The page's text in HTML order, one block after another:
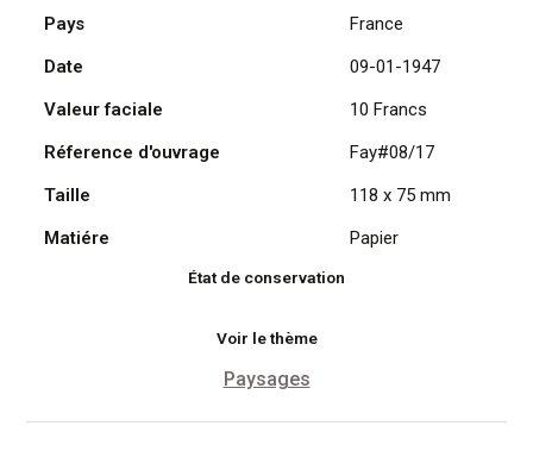
Mineur
01-
1947
Pays
France
Date
09-01-1947
Valeur faciale
10 Francs
Réference d'ouvrage
Fay#08/17
Taille
118 x 75 mm
Matiére
Papier
État de conservation
Voir le thème
Paysages